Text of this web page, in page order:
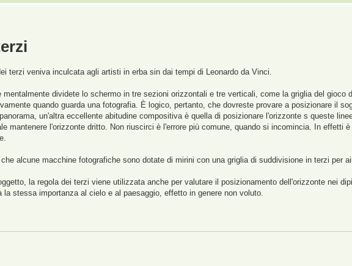
terzi veniva inculcata agli artisti in erba sin dai tempi di Leonardo da Vinci.
mentalmente dividete lo schermo in tre sezioni orizzontali e tre verticali, come la griglia del
quando guarda una fotografia. È logico, pertanto, che dovreste provare a posizionare il
un'altra eccellente abitudine compositiva è quella di posizionare l'orizzonte s queste
mantenere l'orizzonte dritto. Non riuscirci è l'errore più comune, quando si incomincia. In effetti
alcune macchine fotografiche sono dotate di mirini con una griglia di suddivisione in terzi per
la regola dei terzi viene utilizzata anche per valutare il posizionamento dell'orizzonte nei
la stessa importanza al cielo e al paesaggio, effetto in genere non voluto.